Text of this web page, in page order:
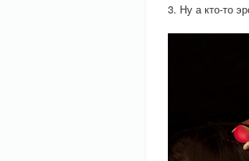
3. Ну а кто-то